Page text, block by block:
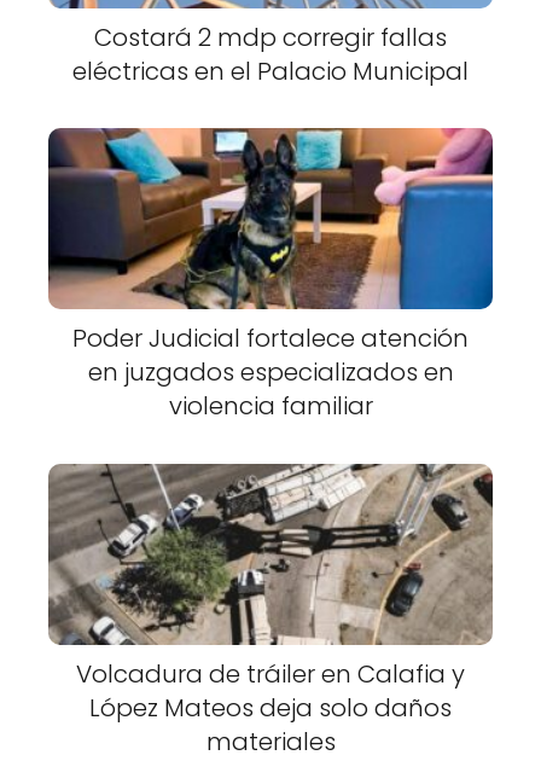
Costará 2 mdp corregir fallas
eléctricas en el Palacio Municipal
Poder Judicial fortalece atención
en juzgados especializados en
violencia familiar
Volcadura de tráiler en Calafia y
López Mateos deja solo daños
materiales